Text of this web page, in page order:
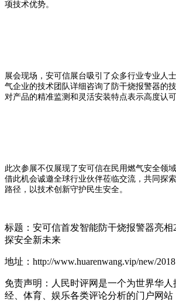
项技术优势。
展会现场，安可信展台吸引了众多行业专业人
气企业的技术团队详细咨询了防干烧报警器的
对产品的精准监测和灵活安装特点表示高度认可
此次参展不仅展现了安可信在民用燃气安全领
借此机会诚邀全球行业伙伴莅临交流，共同探
路径，以技术创新守护民生安全。
标题：安可信首发智能防干烧报警器亮相
探安全新未来
地址：http://www.huarenwang.vip/new/
免责声明：人民时评网是一个为世界华
经、体育、娱乐各类评论分析的门户网站